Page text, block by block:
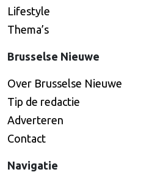
Lifestyle
Thema’s
Brusselse Nieuwe
Over Brusselse Nieuwe
Tip de redactie
Adverteren
Contact
Navigatie